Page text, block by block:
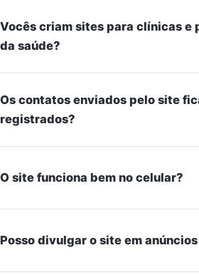
Vocês criam sites para clínicas e
da saúde?
Os contatos enviados pelo site
registrados?
O site funciona bem no celular?
Posso divulgar o site em